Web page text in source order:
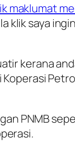
maklumat
klik saya
kerana
PNMB